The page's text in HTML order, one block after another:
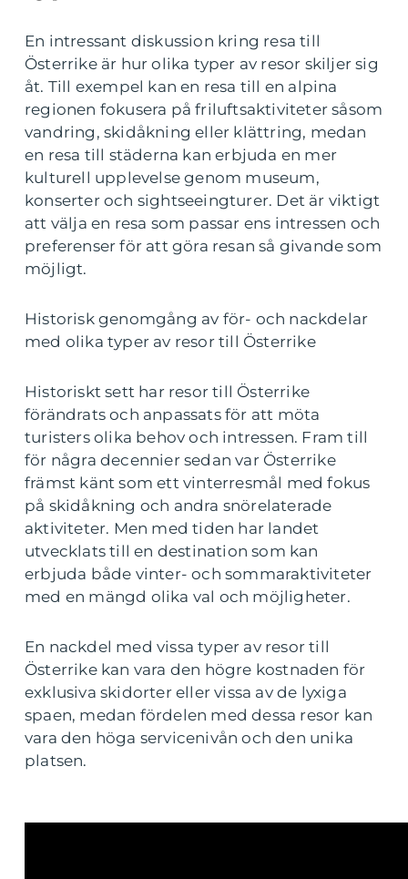
En intressant diskussion kring resa till
Österrike är hur olika typer av resor skiljer sig
åt. Till exempel kan en resa till en alpina
regionen fokusera på friluftsaktiviteter såsom
vandring, skidåkning eller klättring, medan
en resa till städerna kan erbjuda en mer
kulturell upplevelse genom museum,
konserter och sightseeingturer. Det är viktigt
att välja en resa som passar ens intressen och
preferenser för att göra resan så givande som
möjligt.
Historisk genomgång av för- och nackdelar
med olika typer av resor till Österrike
Historiskt sett har resor till Österrike
förändrats och anpassats för att möta
turisters olika behov och intressen. Fram till
för några decennier sedan var Österrike
främst känt som ett vinterresmål med fokus
på skidåkning och andra snörelaterade
aktiviteter. Men med tiden har landet
utvecklats till en destination som kan
erbjuda både vinter- och sommaraktiviteter
med en mängd olika val och möjligheter.
En nackdel med vissa typer av resor till
Österrike kan vara den högre kostnaden för
exklusiva skidorter eller vissa av de lyxiga
spaen, medan fördelen med dessa resor kan
vara den höga servicenivån och den unika
platsen.